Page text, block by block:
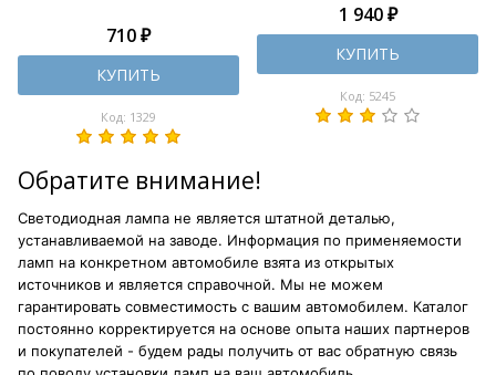
710 ₽
КУПИТЬ
Код: 1329
1 940 ₽
КУПИТЬ
Код: 5245
Обратите внимание!
Светодиодная лампа не является штатной деталью,
устанавливаемой на заводе. Информация по применяемости
ламп на конкретном автомобиле взята из открытых
источников и является справочной. Мы не можем
гарантировать совместимость с вашим автомобилем. Каталог
постоянно корректируется на основе опыта наших партнеров
и покупателей - будем рады получить от вас обратную связь